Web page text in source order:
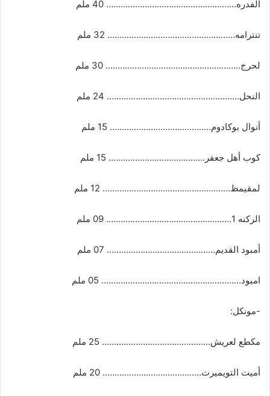
الفدره……………………………………………… 40 ملم
تنترامه…………………………………………….. 32 ملم
لحرج……………………………………………….. 30 ملم
النحل………………………………………………. 24 ملم
أنوال بوكادوم…..………………………………. 15 ملم
كوب أهل جعفر…………………………………. 15 ملم
لمقيمظ…………..………………………………… 12 ملم
الركنه 1……………………………………………. 09 ملم
أمبود القديم……………………………………… 07 ملم
امبود…………………………………………………. 05 ملم
-مونكل:
مكطع لعريش……………………………………… 25 ملم
أميت التويميرت………………………………….. 20 ملم